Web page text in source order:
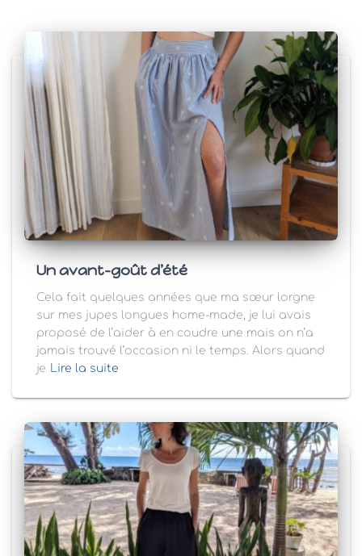
Un avant-goût d’été
Cela fait quelques années que ma sœur lorgne
sur mes jupes longues home-made, je lui avais
proposé de l’aider à en coudre une mais on n’a
jamais trouvé l’occasion ni le temps. Alors quand
je
Lire la suite